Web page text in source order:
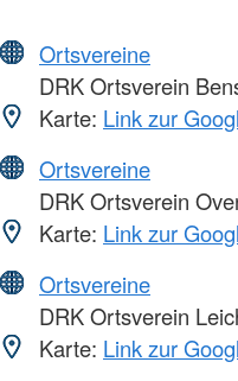
Ortsvereine
DRK Ortsverein
Karte: Link zur
Ortsvereine
DRK Ortsverein
Karte: Link zur
Ortsvereine
DRK Ortsverein
Karte: Link zur